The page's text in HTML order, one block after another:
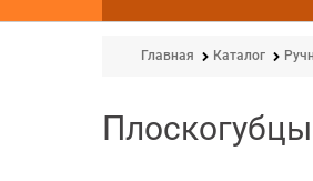
Главная Каталог